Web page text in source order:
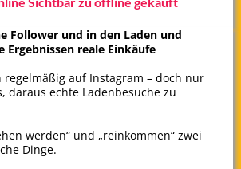
Follower und in den Laden und
Ergebnissen reale Einkäufe
regelmäßig auf Instagram – doch nur
daraus echte Ladenbesuche zu
werden“ und „reinkommen“ zwei
Dinge.